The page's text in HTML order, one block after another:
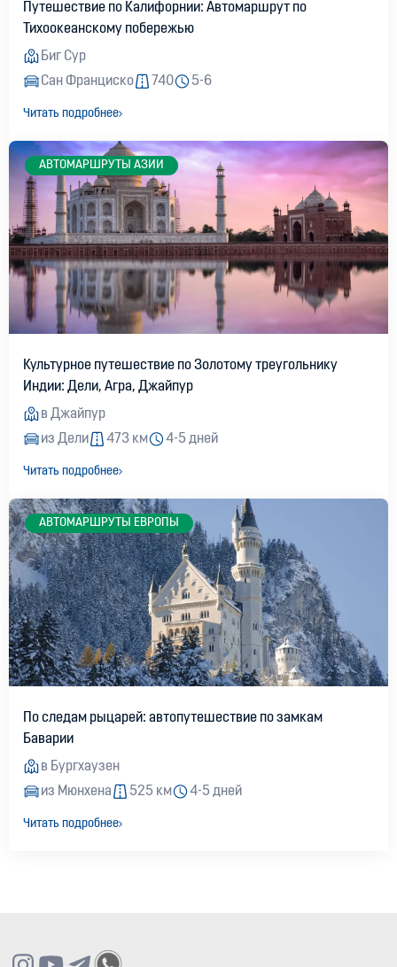
Путешествие по Калифорнии: Автомаршрут по
Тихоокеанскому побережью
Биг Сур
Сан Франциско
740 5-6
Читать подробнее
AВТОМАРШРУТЫ АЗИИ
Культурное путешествие по Золотому треугольнику
Индии: Дели, Агра, Джайпур
в Джайпур
из Дели
473 км 4-5 дней
Читать подробнее
АВТОМАРШРУТЫ ЕВРОПЫ
По следам рыцарей: автопутешествие по замкам
Баварии
в Бургхаузен
из Мюнхена
525 км 4-5 дней
Читать подробнее